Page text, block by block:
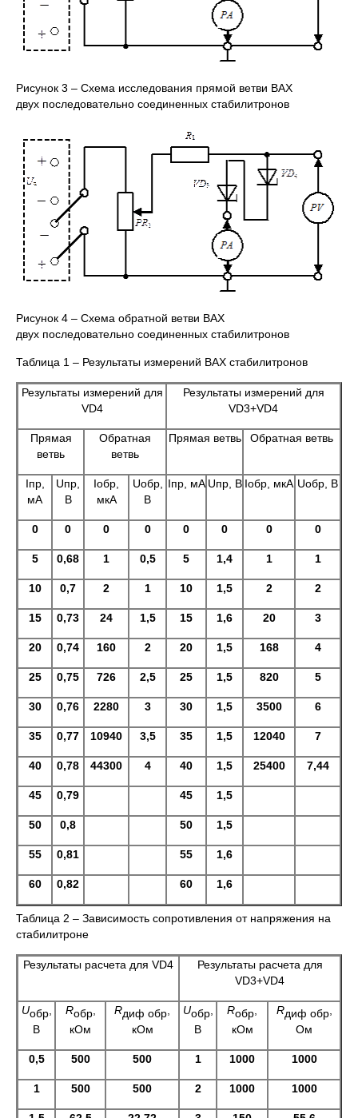
Рисунок 3 – Схема исследования прямой ветви ВАХ
двух последовательно соединенных стабилитронов
Рисунок 4 – Схема обратной ветви ВАХ
двух последовательно соединенных стабилитронов
Таблица 1 – Результаты измерений ВАХ стабилитронов
Результаты измерений для
VD4
Результаты измерений для
VD3+VD4
Прямая
ветвь
Обратная
ветвь
Прямая ветвь Обратная ветвь
Iпр,
мА
Uпр,
В
Iобр,
мкА
Uобр,
В
Iпр, мА Uпр, В Iобр, мкА Uобр, В
0 0 0 0 0 0 0 0
5 0,68 1 0,5 5 1,4 1 1
10 0,7 2 1 10 1,5 2 2
15 0,73 24 1,5 15 1,6 20 3
20 0,74 160 2 20 1,5 168 4
25 0,75 726 2,5 25 1,5 820 5
30 0,76 2280 3 30 1,5 3500 6
35 0,77 10940 3,5 35 1,5 12040 7
40 0,78 44300 4 40 1,5 25400 7,44
45 0,79 45 1,5
50 0,8 50 1,5
55 0,81 55 1,6
60 0,82 60 1,6
Таблица 2 – Зависимость сопротивления от напряжения на
стабилитроне
Результаты расчета для VD4
Результаты расчета для
VD3+VD4
Uобр
В
Rобр
кОм
Rдиф обр
кОм
Uобр
В
Rобр
кОм
Rдиф обр
Ом
0,5 500 500 1 1000 1000
1 500 500 2 1000 1000